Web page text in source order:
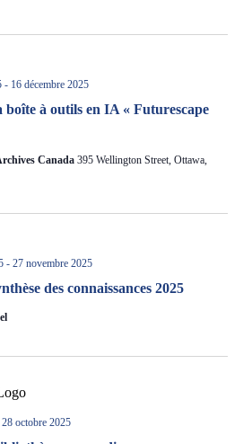
à outils en IA « Futurescape
- 16 décembre 2025
Canada 395 Wellington Street, Ottawa,
des connaissances 2025
- 27 novembre 2025
28 octobre 2025